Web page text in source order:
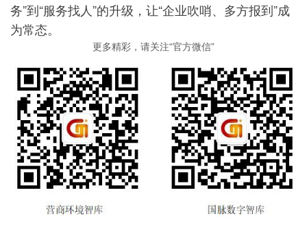
务”到“服务找人”的升级，让“企业吹哨、多方报到”成
为常态。
更多精彩，请关注“官方微信”